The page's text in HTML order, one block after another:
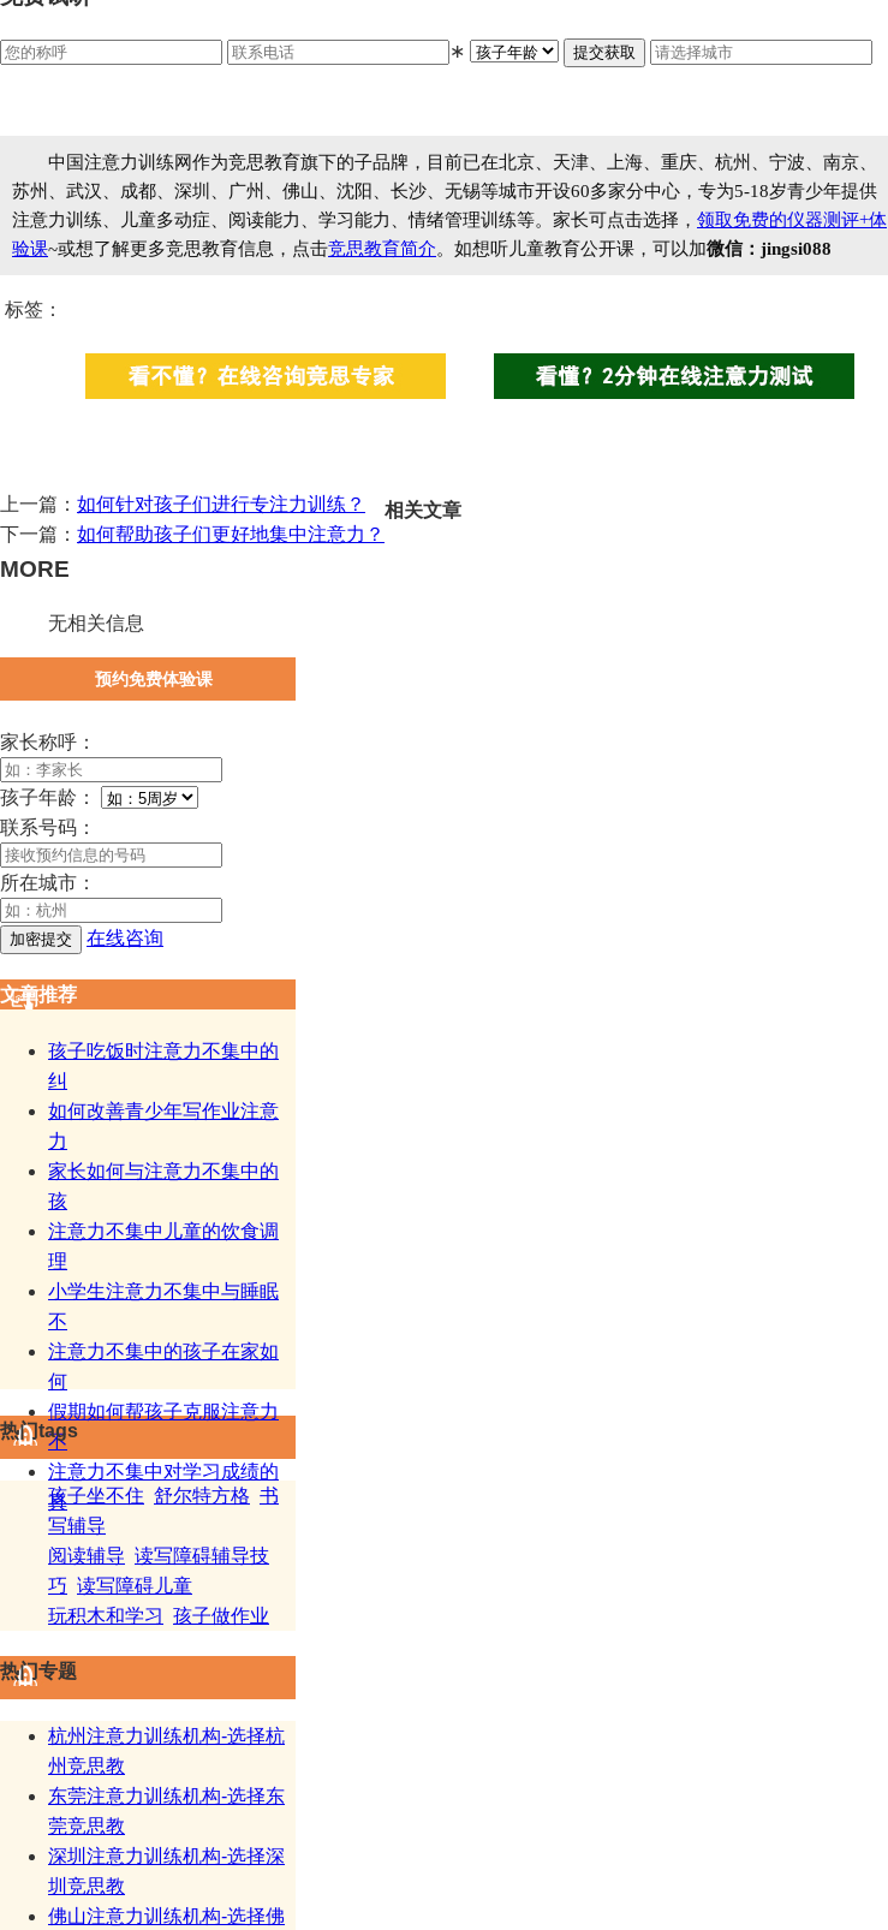
∗
中国注意力训练网作为竞思教育旗下的子品牌，目前已在北京、天津、上海、重庆、杭州、宁波、南京、
苏州、武汉、成都、深圳、广州、佛山、沈阳、长沙、无锡等城市开设60多家分中心，专为5-18岁青少年提供
注意力训练、儿童多动症、阅读能力、学习能力、情绪管理训练等。家长可点击选择， 领取免费的仪器测评+体
验课~或想了解更多竞思教育信息，点击竞思教育简介。如想听儿童教育公开课，可以加微信：jingsi088
标签：
上一篇： 如何针对孩子们进行专注力训练？
下一篇： 如何帮助孩子们更好地集中注意力？
相关文章
MORE
无相关信息
预约免费体验课
家长称呼：
孩子年龄：
联系号码：
所在城市：
在线咨询
文章推荐
孩子吃饭时注意力不集中的
纠
如何改善青少年写作业注意
力
家长如何与注意力不集中的
孩
注意力不集中儿童的饮食调
理
小学生注意力不集中与睡眠
不
注意力不集中的孩子在家如
何
假期如何帮孩子克服注意力
不
注意力不集中对学习成绩的
真
热门tags
孩子坐不住 舒尔特方格 书
写辅导
阅读辅导 读写障碍辅导技
巧 读写障碍儿童
玩积木和学习 孩子做作业
热门专题
杭州注意力训练机构-选择杭
州竞思教
东莞注意力训练机构-选择东
莞竞思教
深圳注意力训练机构-选择深
圳竞思教
佛山注意力训练机构-选择佛